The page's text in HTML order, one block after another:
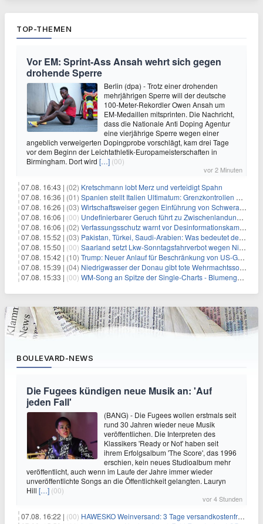
TOP-THEMEN
Vor EM: Sprint-Ass Ansah wehrt sich gegen
drohende Sperre
Berlin (dpa) - Trotz einer drohenden
mehrjährigen Sperre will der deutsche
100-Meter-Rekordler Owen Ansah um
EM-Medaillen mitsprinten. Die Nachricht,
dass die Nationale Anti Doping Agentur
eine vierjährige Sperre wegen einer
angeblich verweigerten Dopingprobe vorschlägt, kam drei Tage
vor dem Beginn der Leichtathletik-Europameisterschaften in
Birmingham. Dort wird […] (00)
vor 2 Minuten
07.08. 16:43 | (02) Kretschmann lobt Merz und verteidigt Spahn
07.08. 16:36 | (01) Spanien stellt Italien Ultimatum: Grenzkontrollen beenden
07.08. 16:26 | (03) Wirtschaftsweiser gegen Einführung von Schwerarbeiter-Rente
07.08. 16:06 | (00) Undefinierbarer Geruch führt zu Zwischenlandung von Flieger
07.08. 16:06 | (02) Verfassungsschutz warnt vor Desinformationskampagne gegen Merz
07.08. 15:52 | (03) Pakistan, Türkei, Saudi-Arabien: Was bedeutet der neue Pakt?
07.08. 15:50 | (00) Saarland setzt Lkw-Sonntagsfahrverbot wegen Niedrigwasser aus
07.08. 15:42 | (10) Trump: Neuer Anlauf für Beschränkung von US-Geburtsrecht
07.08. 15:39 | (04) Niedrigwasser der Donau gibt tote Wehrmachtssoldaten frei
07.08. 15:33 | (00) WM-Song an Spitze der Single-Charts - Blumengarten auf Platz zwei
BOULEVARD-NEWS
Die Fugees kündigen neue Musik an: 'Auf
jeden Fall'
(BANG) - Die Fugees wollen erstmals seit
rund 30 Jahren wieder neue Musik
veröffentlichen. Die Interpreten des
Klassikers 'Ready or Not' haben seit
ihrem Erfolgsalbum 'The Score', das 1996
erschien, kein neues Studioalbum mehr
veröffentlicht, auch wenn im Laufe der Jahre immer wieder
unveröffentlichte Songs an die Öffentlichkeit gelangten. Lauryn
Hill […] (00)
vor 4 Stunden
07.08. 16:22 | (00) HAWESKO Weinversand: 3 Tage versandkostenfrei bestellen (MBW 25€)